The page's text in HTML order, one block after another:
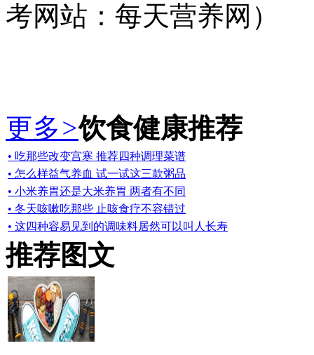
考网站：每天营养网）
更多>饮食健康推荐
• 吃那些改变宫寒 推荐四种调理菜谱
• 怎么样益气养血 试一试这三款粥品
• 小米养胃还是大米养胃 两者有不同
• 冬天咳嗽吃那些 止咳食疗不容错过
• 这四种容易见到的调味料居然可以叫人长寿
推荐图文